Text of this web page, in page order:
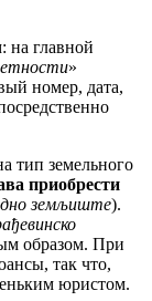
на главной
»
номер, дата,
тип земельного
приобрести
земљиште).
образом. При
так что,
юристом.